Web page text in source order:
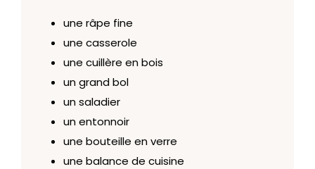
une râpe fine
une casserole
une cuillère en bois
un grand bol
un saladier
un entonnoir
une bouteille en verre
une balance de cuisine